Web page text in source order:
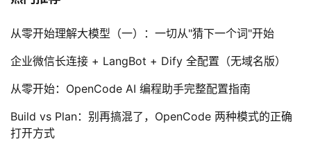
从零开始理解大模型（一）：一切从"猜下一个词"开始
企业微信长连接 + LangBot + Dify 全配置（无域名版）
从零开始：OpenCode AI 编程助手完整配置指南
Build vs Plan：别再搞混了，OpenCode 两种模式的正确
打开方式